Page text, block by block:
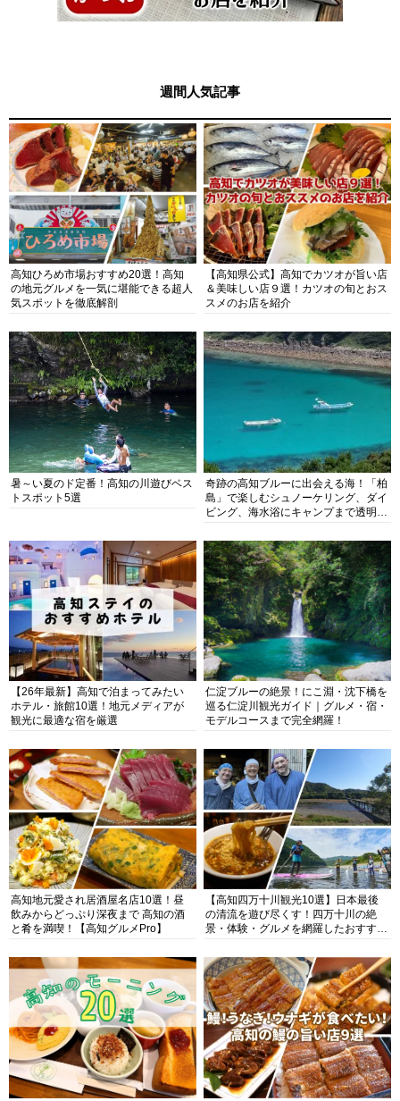
週間人気記事
高知ひろめ市場おすすめ20選！高知
の地元グルメを一気に堪能できる超人
気スポットを徹底解剖
【高知県公式】高知でカツオが旨い店
＆美味しい店９選！カツオの旬とおス
スメのお店を紹介
暑～い夏のド定番！高知の川遊びベス
トスポット5選
奇跡の高知ブルーに出会える海！「柏
島」で楽しむシュノーケリング、ダイ
ビング、海水浴にキャンプまで透明度
【26年最新】高知で泊まってみたい
ホテル・旅館10選！地元メディアが
観光に最適な宿を厳選
仁淀ブルーの絶景！にこ淵・沈下橋を
巡る仁淀川観光ガイド｜グルメ・宿・
モデルコースまで完全網羅！
高知地元愛され居酒屋名店10選！昼
飲みからどっぷり深夜まで 高知の酒
と肴を満喫！【高知グルメPro】
【高知四万十川観光10選】日本最後
の清流を遊び尽くす！四万十川の絶
景・体験・グルメを網羅したおすすめ